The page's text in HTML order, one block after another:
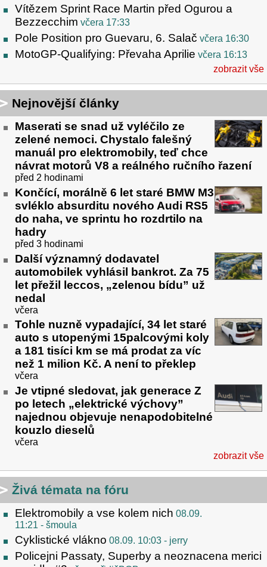
Vítězem Sprint Race Martin před Ogurou a
Bezzecchim včera 17:33
Pole Position pro Guevaru, 6. Salač včera 16:30
MotoGP-Qualifying: Převaha Aprilie včera 16:13
zobrazit vše
Nejnovější články
Maserati se snad už vyléčilo ze
zelené nemoci. Chystalo falešný
manuál pro elektromobily, teď chce
návrat motorů V8 a reálného ručního řazení
před 2 hodinami
Končící, morálně 6 let staré BMW M3
svléklo absurditu nového Audi RS5
do naha, ve sprintu ho rozdrtilo na
hadry
před 3 hodinami
Další významný dodavatel
automobilek vyhlásil bankrot. Za 75
let přežil leccos, „zelenou bídu” už
nedal
včera
Tohle nuzně vypadající, 34 let staré
auto s utopenými 15palcovými koly
a 181 tisíci km se má prodat za víc
než 1 milion Kč. A není to překlep
včera
Je vtipné sledovat, jak generace Z
po letech „elektrické výchovy”
najednou objevuje nenapodobitelné
kouzlo dieselů
včera
zobrazit vše
Živá témata na fóru
Elektromobily a vse kolem nich 08.09.
11:21 - šmoula
Cyklistické vlákno 08.09. 10:03 - jerry
Policejni Passaty, Superby a neoznacena merici